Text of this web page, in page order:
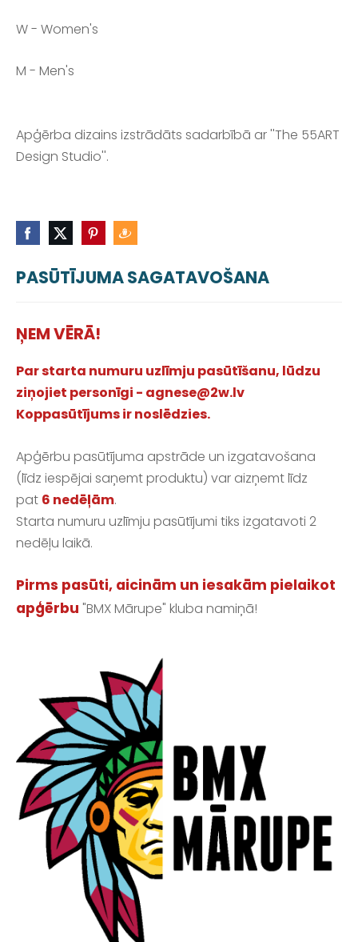
PASŪTĪJUMA SAGATAVOŠANA
ŅEM VĒRĀ!
Par starta numuru uzlīmju pasūtīšanu, lūdzu
ziņojiet personīgi - agnese@2w.lv
Koppasūtījums ir noslēdzies.
Apģērbu pasūtījuma apstrāde un izgatavošana
(līdz iespējai saņemt produktu) var aizņemt līdz
pat 6 nedēļām.
Starta numuru uzlīmju pasūtījumi tiks izgatavoti 2
nedēļu laikā.
Pirms pasūti, aicinām un iesakām pielaikot
apģērbu "BMX Mārupe" kluba namiņā!
W - Women's
M - Men's
Apģērba dizains izstrādāts sadarbībā ar ''The 55ART
Design Studio''.